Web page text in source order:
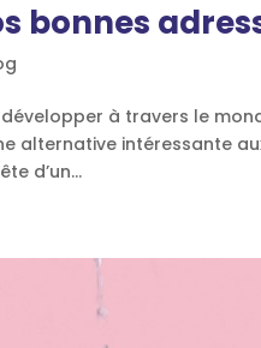
bonnes
à travers le
alternative intéressante
d’un...